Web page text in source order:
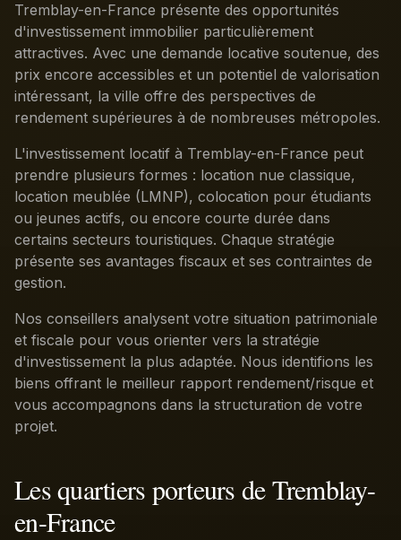
Tremblay-en-France présente des opportunités
d'investissement immobilier particulièrement
attractives. Avec une demande locative soutenue, des
prix encore accessibles et un potentiel de valorisation
intéressant, la ville offre des perspectives de
rendement supérieures à de nombreuses métropoles.
L'investissement locatif à Tremblay-en-France peut
prendre plusieurs formes : location nue classique,
location meublée (LMNP), colocation pour étudiants
ou jeunes actifs, ou encore courte durée dans
certains secteurs touristiques. Chaque stratégie
présente ses avantages fiscaux et ses contraintes de
gestion.
Nos conseillers analysent votre situation patrimoniale
et fiscale pour vous orienter vers la stratégie
d'investissement la plus adaptée. Nous identifions les
biens offrant le meilleur rapport rendement/risque et
vous accompagnons dans la structuration de votre
projet.
Les quartiers porteurs de Tremblay-
en-France